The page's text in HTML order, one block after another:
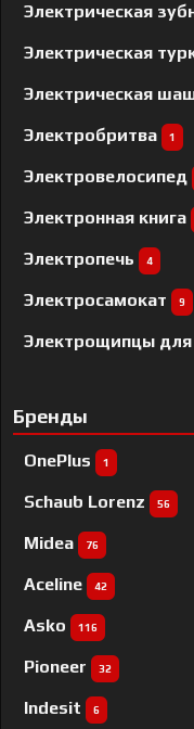
Электрическая
Электрическая
Электрическая
Электробритва 1
Электровелосипед
Электронная книга
Электропечь 4
Электросамокат 9
Электрощипцы
Бренды
OnePlus 1
Schaub Lorenz 56
Midea 76
Aceline 42
Asko 116
Pioneer 32
Indesit 6